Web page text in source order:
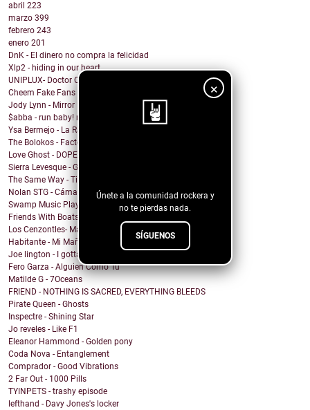
×
Únete a la comunidad rockera y
no te pierdas nada.
SÍGUENOS
abril 223
marzo 399
febrero 243
enero 201
DnK - El dinero no compra la felicidad
Xlp2 - hiding in our heart
UNIPLUX- Doctor Carlitos
Cheem Fake Fans
Jody Lynn - Mirror Mirror
$abba - run baby! run baby!
Ysa Bermejo - La Razón
The Bolokos - Factory
Love Ghost - DOPEMAN
Sierra Levesque - GET OFF MY STAGE
The Same Way - Time On Loan
Nolan STG - Cámara Lenta
Swamp Music Players - Free Color TV
Friends With Boats - The Point
Los Cenzontles- Matanga
Habitante - Mi Mañana
Joe lington - I gotta be with you
Fero Garza - Alguien Como Tú
Matilde G - 7Oceans
FRIEND - NOTHING IS SACRED, EVERYTHING BLEEDS
Pirate Queen - Ghosts
Inspectre - Shining Star
Jo reveles - Like F1
Eleanor Hammond - Golden pony
Coda Nova - Entanglement
Comprador - Good Vibrations
2 Far Out - 1000 Pills
TYINPETS - trashy episode
lefthand - Davy Jones's locker